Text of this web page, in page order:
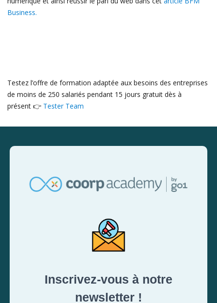
Business.
Testez l’offre de formation adaptée aux besoins des entreprises
de moins de 250 salariés pendant 15 jours gratuit dès à
présent 👉 Tester Team